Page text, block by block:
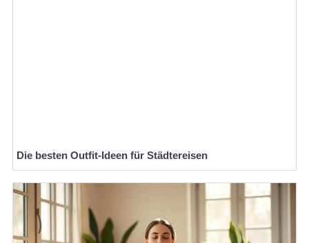
Die besten Outfit-Ideen für Städtereisen